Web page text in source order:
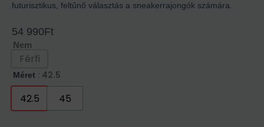
futurisztikus, feltűnő választás a sneakerrajongók számára.
54 990Ft
Nem
Férfi
Méret : 42.5
42.5 45